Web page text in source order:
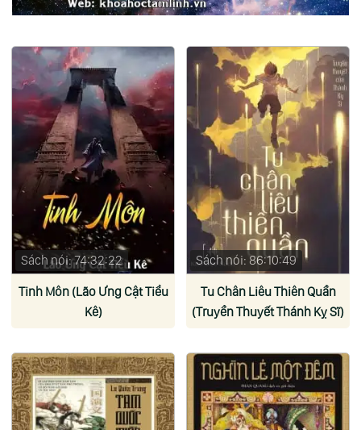
Sách nói: 74:32:22
Tinh Môn (Lão Ưng Cật Tiểu
Kê)
Sách nói: 86:10:49
Tu Chân Liêu Thiên Quần
(Truyền Thuyết Thánh Kỵ Sĩ)